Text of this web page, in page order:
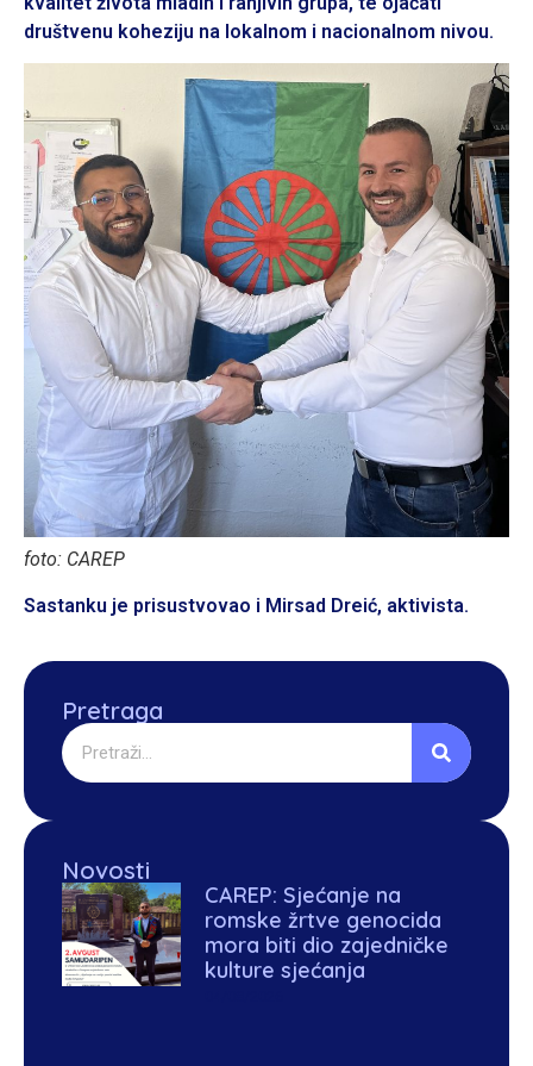
društvenu koheziju na lokalnom i nacionalnom nivou.
foto: CAREP
Sastanku je prisustvovao i Mirsad Dreić, aktivista.
Pretraga
Novosti
CAREP: Sjećanje na
romske žrtve genocida
mora biti dio zajedničke
kulture sjećanja